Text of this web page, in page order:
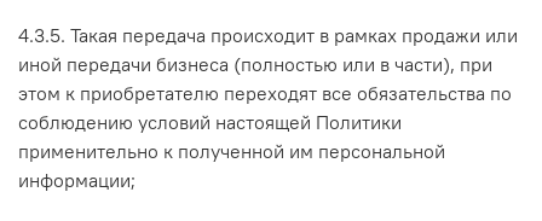
4.3.5. Такая передача происходит в рамках продажи или
иной передачи бизнеса (полностью или в части), при
этом к приобретателю переходят все обязательства по
соблюдению условий настоящей Политики
применительно к полученной им персональной
информации;